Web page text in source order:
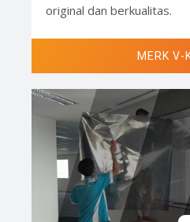
original dan berkualitas.
MERK V-